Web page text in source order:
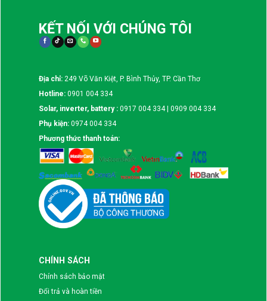
KẾT NỐI VỚI CHÚNG TÔI
Địa chỉ: 249 Võ Văn Kiệt, P. Bình Thủy, TP. Cần Thơ
Hotline: 0901 004 334
Solar, inverter, battery : 0917 004 334 | 0909 004 334
Phụ kiện: 0974 004 334
Phương thức thanh toán:
CHÍNH SÁCH
Chính sách bảo mật
Đổi trả và hoàn tiền